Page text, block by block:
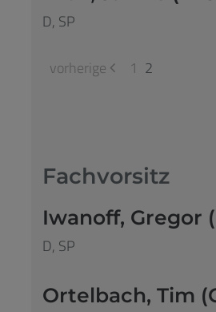
D, SP
vorherige 1 2
Fachvorsitz
Iwanoff, Gregor
D, SP
Ortelbach, Tim